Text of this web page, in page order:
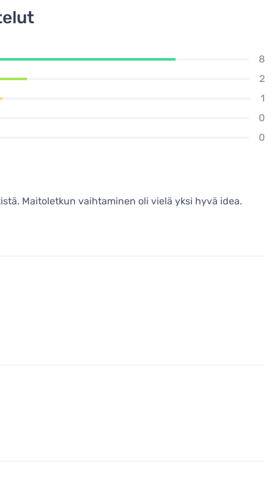
8
2
1
0
0
Maitoletkun vaihtaminen oli vielä yksi hyvä idea.